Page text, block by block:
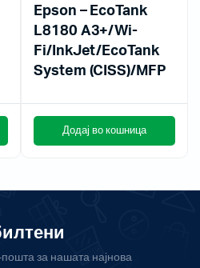
Epson – EcoTank
L8180 A3+/Wi-
Fi/InkJet/EcoTank
System (CISS)/MFP
Додај во кошница
за нашата најнова